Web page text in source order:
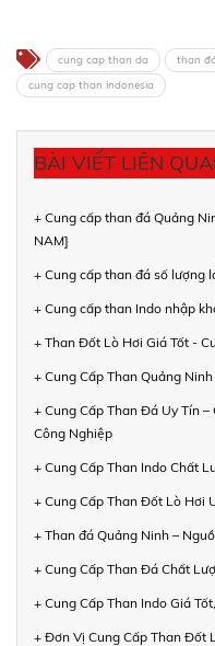
cung cap than da than đá
cung cap than indonesia
BÀI VIẾT LIÊN
+ Cung cấp than đá Quảng
NAM]
+ Cung cấp than đá số lượng
+ Cung cấp than Indo nhập
+ Than Đốt Lò Hơi Giá Tốt -
+ Cung Cấp Than Quảng
+ Cung Cấp Than Đá Uy Tín
Công Nghiệp
+ Cung Cấp Than Indo Chất
+ Cung Cấp Than Đốt Lò Hơi
+ Than đá Quảng Ninh –
+ Cung Cấp Than Đá Chất
+ Cung Cấp Than Indo Giá
+ Đơn Vị Cung Cấp Than Đốt